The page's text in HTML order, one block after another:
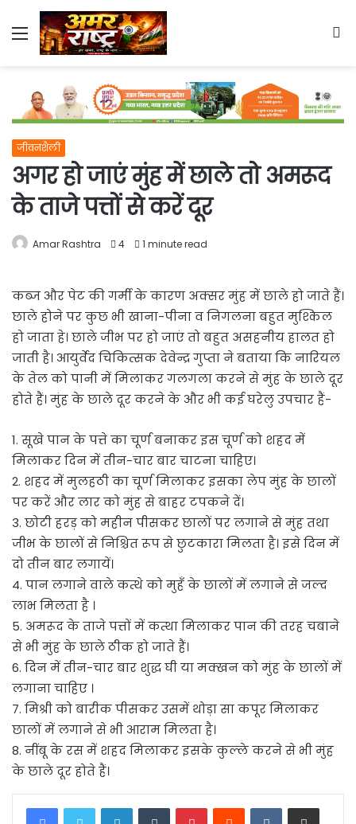
Menu
जीवनशैली
अगर हो जाएं मुंह में छाले तो अमरूद
के ताजे पत्तों से करें दूर
Amar Rashtra 4 1 minute read
कब्ज और पेट की गर्मी के कारण अक्सर मुंह में छाले हो जाते हैं।
छाले होने पर कुछ भी खाना-पीना व निगलना बहुत मुश्किल
हो जाता हे। छाले जीभ पर हो जाएं तो बहुत असहनीय हालत हो
जाती है। आयुर्वेद चिकित्सक देवेन्द्र गुप्ता ने बताया कि नारियल
के तेल को पानी में मिलाकर गलगला करने से मुंह के छाले दूर
होते हैं। मुंह के छाले दूर करने के और भी कई घरेलु उपचार हैं-
1. सूखे पान के पत्ते का चूर्ण बनाकर इस चूर्ण को शहद में
मिलाकर दिन में तीन-चार बार चाटना चाहिए।
2. शहद में मुलहठी का चूर्ण मिलाकर इसका लेप मुंह के छालों
पर करें और लार को मुंह से बाहर टपकने दें।
3. छोटी हरड़ को महीन पीसकर छालों पर लगाने से मुंह तथा
जीभ के छालों से निश्चित रूप से छुटकारा मिलता है। इसे दिन में
दो तीन बार लगायें।
4. पान लगाने वाले कत्थे को मुहँ के छालों में लगाने से जल्द
लाभ मिलता है ।
5. अमरूद के ताजे पत्तों में कत्था मिलाकर पान की तरह चबाने
से भी मुंह के छाले ठीक हो जाते हैं।
6. दिन में तीन-चार बार शुद्ध घी या मक्खन को मुंह के छालों में
लगाना चाहिए ।
7. मिश्री को बारीक पीसकर उसमें थोड़ा सा कपूर मिलाकर
छालों में लगाने से भी आराम मिलता है।
8. नींबू के रस में शहद मिलाकर इसके कुल्ले करने से भी मुंह
के छाले दूर होते हैं।
LinkedInTumblrPinterestReddit VKontakteShare via Email